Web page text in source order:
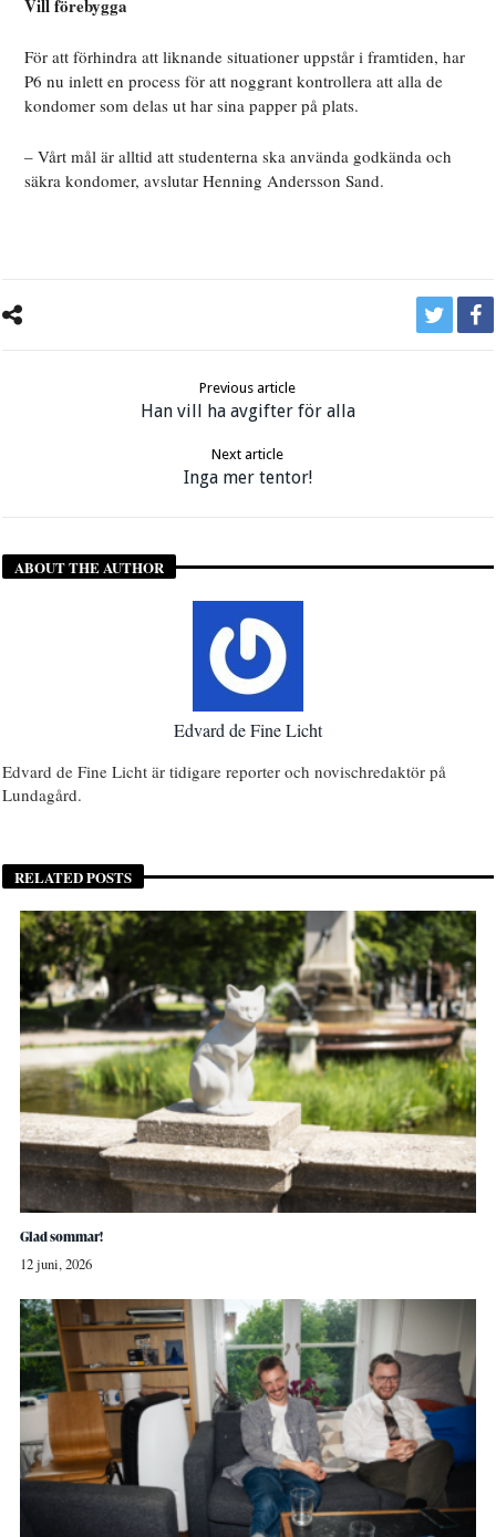
Vill förebygga
För att förhindra att liknande situationer uppstår i framtiden, har
P6 nu inlett en process för att noggrant kontrollera att alla de
kondomer som delas ut har sina papper på plats.
– Vårt mål är alltid att studenterna ska använda godkända och
säkra kondomer, avslutar Henning Andersson Sand.
Previous article
Han vill ha avgifter för alla
Next article
Inga mer tentor!
ABOUT THE AUTHOR
Edvard de Fine Licht
Edvard de Fine Licht är tidigare reporter och novischredaktör på
Lundagård.
RELATED POSTS
Glad sommar!
12 juni, 2026